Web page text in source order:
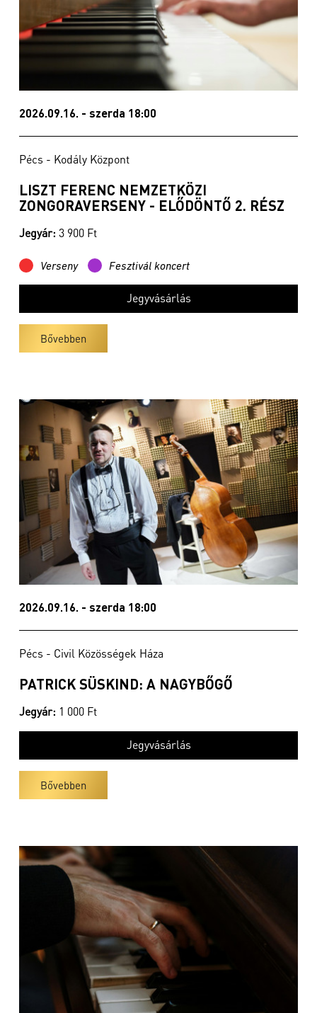
2026.09.16. - szerda 18:00
Pécs - Kodály Központ
LISZT FERENC NEMZETKÖZI
ZONGORAVERSENY - ELŐDÖNTŐ 2. RÉSZ
Jegyár: 3 900 Ft
Verseny Fesztivál koncert
Jegyvásárlás
Bővebben
2026.09.16. - szerda 18:00
Pécs - Civil Közösségek Háza
PATRICK SÜSKIND: A NAGYBŐGŐ
Jegyár: 1 000 Ft
Jegyvásárlás
Bővebben